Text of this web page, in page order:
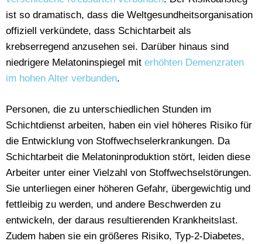
ist so dramatisch, dass die Weltgesundheitsorganisation
offiziell verkündete, dass Schichtarbeit als
krebserregend anzusehen sei. Darüber hinaus sind
niedrigere Melatoninspiegel mit erhöhten Demenzraten
im hohen Alter verbunden.
Personen, die zu unterschiedlichen Stunden im
Schichtdienst arbeiten, haben ein viel höheres Risiko für
die Entwicklung von Stoffwechselerkrankungen. Da
Schichtarbeit die Melatoninproduktion stört, leiden diese
Arbeiter unter einer Vielzahl von Stoffwechselstörungen.
Sie unterliegen einer höheren Gefahr, übergewichtig und
fettleibig zu werden, und andere Beschwerden zu
entwickeln, der daraus resultierenden Krankheitslast.
Zudem haben sie ein größeres Risiko, Typ-2-Diabetes,